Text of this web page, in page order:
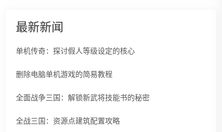
最新新闻
单机传奇：探讨假人等级设定的核心
删除电脑单机游戏的简易教程
全面战争三国：解锁新武将技能书的秘密
全战三国：资源点建筑配置攻略